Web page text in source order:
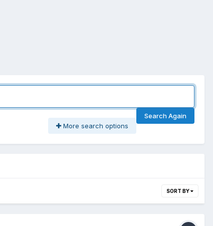
Search Again
More search options
SORT BY